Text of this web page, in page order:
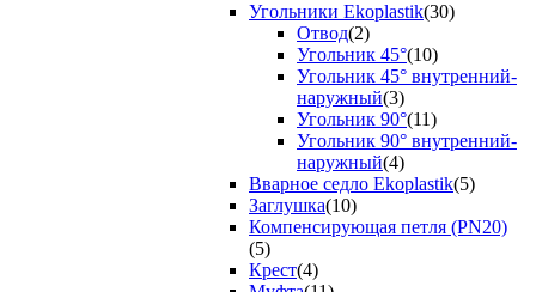
Угольники Ekoplastik(30)
Отвод(2)
Угольник 45°(10)
Угольник 45° внутренний-
наружный(3)
Угольник 90°(11)
Угольник 90° внутренний-
наружный(4)
Вварное седло Ekoplastik(5)
Заглушка(10)
Компенсирующая петля (PN20)
(5)
Крест(4)